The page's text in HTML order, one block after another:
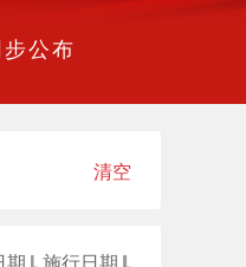
公布
清空
期 施行日期